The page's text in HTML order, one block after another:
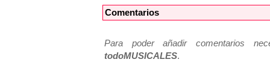
Comentarios
Para poder añadir comentarios
todoMUSICALES.